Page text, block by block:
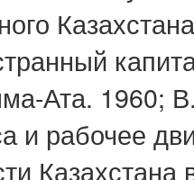
Ата. 1960;
и рабочее
Казахстана